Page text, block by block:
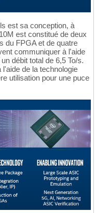
est sa conception, à
est constitué de deux
du FPGA et de quatre
communiquer à l'aide
débit total de 6,5 To/s.
de la technologie
utilisation pour une puce